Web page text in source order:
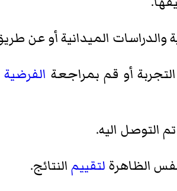
أو قم بمراجعة الفرضية
تم التوصل اليه.
لتقييم النتائج.